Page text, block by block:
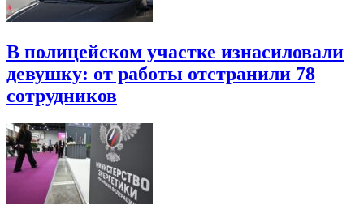
В полицейском участке изнасиловали
девушку: от работы отстранили 78
сотрудников